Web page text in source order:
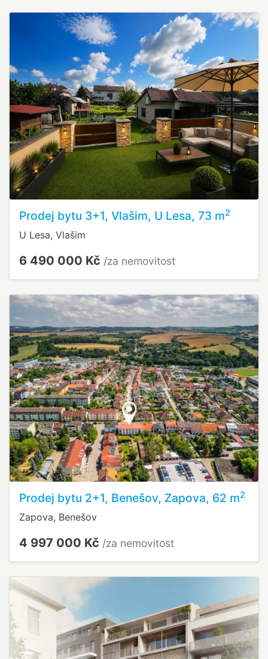
Prodej bytu 3+1, Vlašim, U Lesa, 73 m2
U Lesa, Vlašim
6 490 000 Kč /za nemovitost
Prodej bytu 2+1, Benešov, Zapova, 62 m2
Zapova, Benešov
4 997 000 Kč /za nemovitost